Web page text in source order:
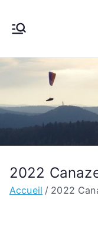
2022
Accueil 2022